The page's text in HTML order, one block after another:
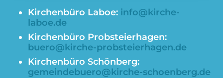
Kirchenbüro Laboe: info@kirche-
laboe.de
Kirchenbüro Probsteierhagen:
buero@kirche-probsteierhagen.de
Kirchenbüro Schönberg:
gemeindebuero@kirche-schoenberg.de